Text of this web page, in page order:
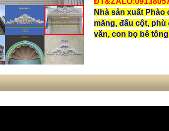
Nhà sản xuất Phào
măng, đấu cột, phù
văn, con bọ bê